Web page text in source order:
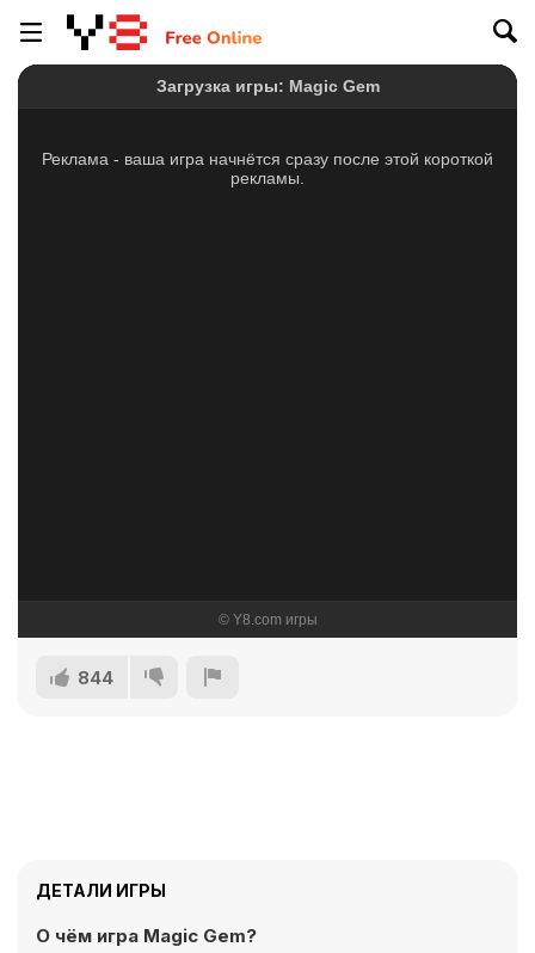
844
ДЕТАЛИ ИГРЫ
О чём игра Magic Gem?